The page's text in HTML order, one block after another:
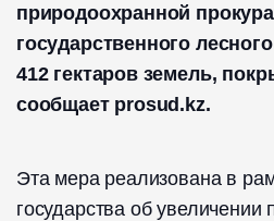
природоохранной
государственного
412 гектаров земель,
сообщает prosud.kz.
Эта мера реализована в
государства об